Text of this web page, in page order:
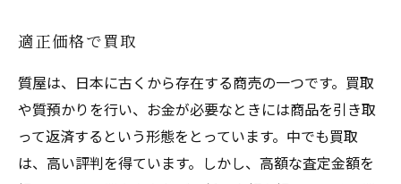
適正価格で買取
質屋は、日本に古くから存在する商売の一つです。買取
や質預かりを行い、お金が必要なときには商品を引き取
って返済するという形態をとっています。中でも買取
は、高い評判を得ています。しかし、高額な査定金額を